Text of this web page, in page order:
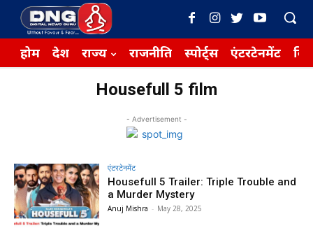
होम देश राज्य राजनीति स्पोर्ट्स एंटरटेनमेंट
Housefull 5 film
- Advertisement -
एंटरटेनमेंट
Housefull 5 Trailer: Triple Trouble and
a Murder Mystery
Anuj Mishra - May 28, 2025